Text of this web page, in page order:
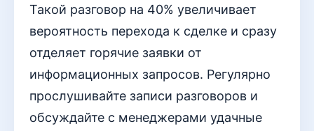
Такой разговор на 40% увеличивает
вероятность перехода к сделке и сразу
отделяет горячие заявки от
информационных запросов. Регулярно
прослушивайте записи разговоров и
обсуждайте с менеджерами удачные